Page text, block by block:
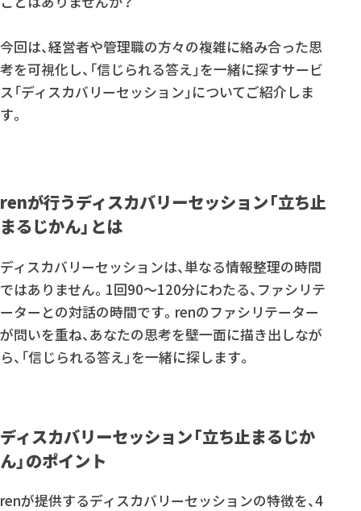
今回は、経営者や管理職の方々の複雑に絡み合った思
考を可視化し、「信じられる答え」を一緒に探すサービ
ス「ディスカバリーセッション」についてご紹介しま
す。
renが行うディスカバリーセッション「立ち止
まるじかん」とは
ディスカバリーセッションは、単なる情報整理の時間
ではありません。1回90〜120分にわたる、ファシリテ
ーターとの対話の時間です。renのファシリテーター
が問いを重ね、あなたの思考を壁一面に描き出しなが
ら、「信じられる答え」を一緒に探します。
ディスカバリーセッション「立ち止まるじか
ん」のポイント
renが提供するディスカバリーセッションの特徴を、4